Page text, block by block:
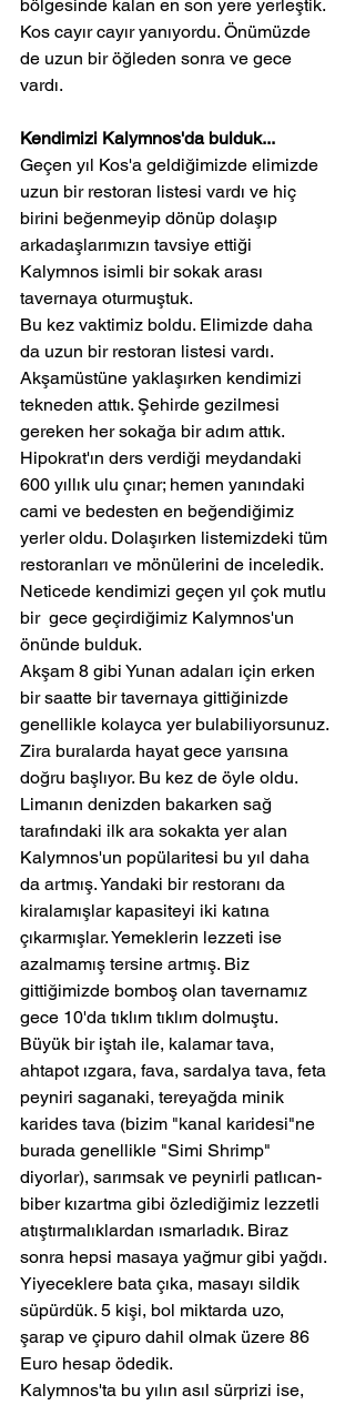
bölgesinde kalan en son yere yerleştik.
Kos cayır cayır yanıyordu. Önümüzde
de uzun bir öğleden sonra ve gece
vardı.
Kendimizi Kalymnos'da bulduk...
Geçen yıl Kos'a geldiğimizde elimizde
uzun bir restoran listesi vardı ve hiç
birini beğenmeyip dönüp dolaşıp
arkadaşlarımızın tavsiye ettiği
Kalymnos isimli bir sokak arası
tavernaya oturmuştuk.
Bu kez vaktimiz boldu. Elimizde daha
da uzun bir restoran listesi vardı.
Akşamüstüne yaklaşırken kendimizi
tekneden attık. Şehirde gezilmesi
gereken her sokağa bir adım attık.
Hipokrat'ın ders verdiği meydandaki
600 yıllık ulu çınar; hemen yanındaki
cami ve bedesten en beğendiğimiz
yerler oldu. Dolaşırken listemizdeki tüm
restoranları ve mönülerini de inceledik.
Neticede kendimizi geçen yıl çok mutlu
bir  gece geçirdiğimiz Kalymnos'un
önünde bulduk.
Akşam 8 gibi Yunan adaları için erken
bir saatte bir tavernaya gittiğinizde
genellikle kolayca yer bulabiliyorsunuz.
Zira buralarda hayat gece yarısına
doğru başlıyor. Bu kez de öyle oldu.
Limanın denizden bakarken sağ
tarafındaki ilk ara sokakta yer alan
Kalymnos'un popülaritesi bu yıl daha
da artmış. Yandaki bir restoranı da
kiralamışlar kapasiteyi iki katına
çıkarmışlar. Yemeklerin lezzeti ise
azalmamış tersine artmış. Biz
gittiğimizde bomboş olan tavernamız
gece 10'da tıklım tıklım dolmuştu.
Büyük bir iştah ile, kalamar tava,
ahtapot ızgara, fava, sardalya tava, feta
peyniri saganaki, tereyağda minik
karides tava (bizim "kanal karidesi"ne
burada genellikle "Simi Shrimp"
diyorlar), sarımsak ve peynirli patlıcan-
biber kızartma gibi özlediğimiz lezzetli
atıştırmalıklardan ısmarladık. Biraz
sonra hepsi masaya yağmur gibi yağdı.
Yiyeceklere bata çıka, masayı sildik
süpürdük. 5 kişi, bol miktarda uzo,
şarap ve çipuro dahil olmak üzere 86
Euro hesap ödedik.
Kalymnos'ta bu yılın asıl sürprizi ise,